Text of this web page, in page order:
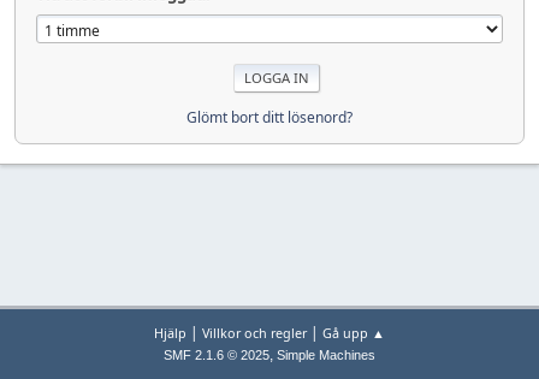
Glömt bort ditt lösenord?
Hjälp | Villkor och regler| Gå upp ▲
SMF 2.1.6 © 2025, Simple Machines